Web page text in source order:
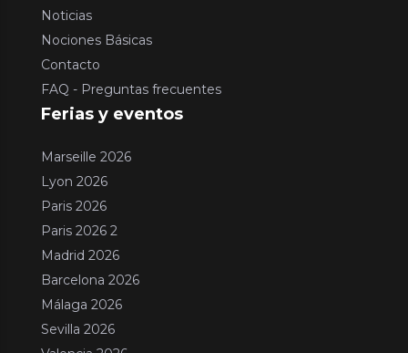
Noticias
Nociones Básicas
Contacto
FAQ - Preguntas frecuentes
Ferias y eventos
Marseille 2026
Lyon 2026
Paris 2026
Paris 2026 2
Madrid 2026
Barcelona 2026
Málaga 2026
Sevilla 2026